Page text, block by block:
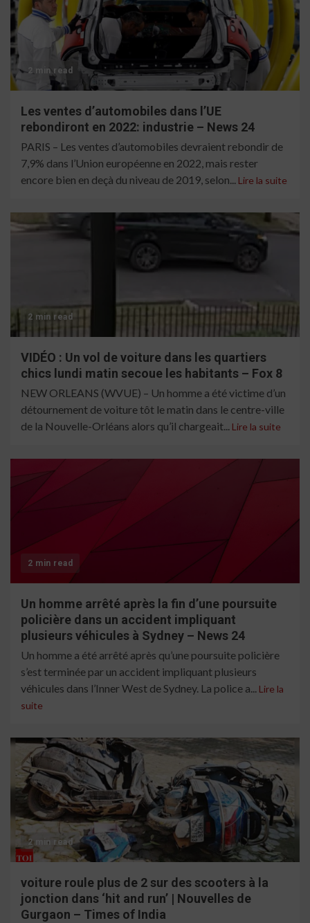
2 min read
Les ventes d’automobiles dans l’UE
rebondiront en 2022: industrie – News 24
PARIS – Les ventes d’automobiles devraient rebondir de
7,9% dans l’Union européenne en 2022, mais rester
encore bien en deçà du niveau de 2019, selon... Lire la suite
2 min read
VIDÉO : Un vol de voiture dans les quartiers
chics lundi matin secoue les habitants – Fox 8
NEW ORLEANS (WVUE) – Un homme a été victime d’un
détournement de voiture tôt le matin dans le centre-ville
de la Nouvelle-Orléans alors qu’il chargeait... Lire la suite
2 min read
Un homme arrêté après la fin d’une poursuite
policière dans un accident impliquant
plusieurs véhicules à Sydney – News 24
Un homme a été arrêté après qu’une poursuite policière
s’est terminée par un accident impliquant plusieurs
véhicules dans l’Inner West de Sydney. La police a... Lire la
suite
2 min read
voiture roule plus de 2 sur des scooters à la
jonction dans ‘hit and run’ | Nouvelles de
Gurgaon – Times of India